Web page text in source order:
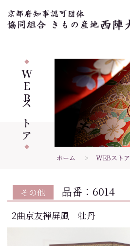
WEB
ストア
ホーム WEBストア
その他 品番：6014
2曲京友禅屏風 牡丹